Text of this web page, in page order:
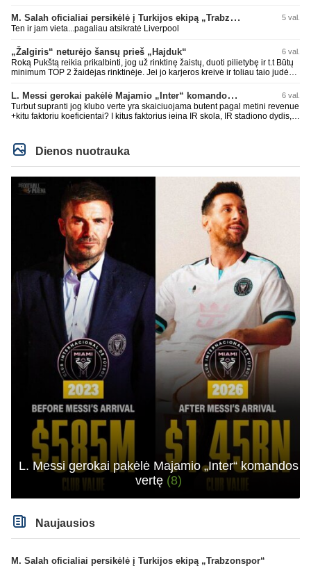
laurynas ikalbins
M. Salah oficialiai persikėlė į Turkijos ekipą „Trabzonspor“ 5 val.
Ten ir jam vieta...pagaliau atsikratė Liverpool
„Žalgiris“ neturėjo šansų prieš „Hajduk“ 6 val.
Roką Pukštą reikia prikalbinti, jog už rinktinę žaistų, duoti pilietybę ir t.t Būtų
minimum TOP 2 žaidėjas rinktinėje. Jei jo karjeros kreivė ir toliau taio judės,
L. Messi gerokai pakėlė Majamio „Inter“ komandos vertę 6 val.
Turbut supranti jog klubo verte yra skaiciuojama butent pagal metini revenue
+kitu faktoriu koeficientai? I kitus faktorius ieina IR skola, IR stadiono dydis,
milzinisko klubo vertes suoli siemet. Be to, tie 200 pamineti cia yra visiskai
on-point, jeigu jau musu mylimas D. prasneko apie klubo vertes kelima, arba
CR atveju - numusima.
Dienos nuotrauka
L. Messi gerokai pakėlė Majamio „Inter“ komandos
vertę (8)
Naujausios
M. Salah oficialiai persikėlė į Turkijos ekipą „Trabzonspor“